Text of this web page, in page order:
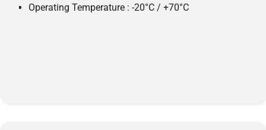
Operating Temperature : -20°C / +70°C